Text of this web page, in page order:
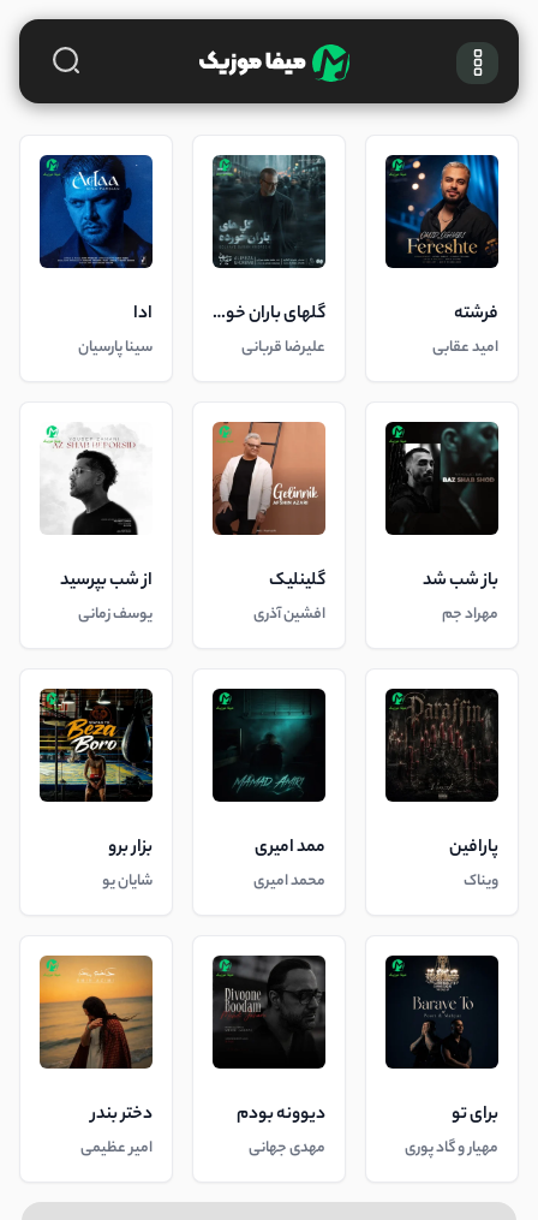
فرشته
امید عقابی
گلهای باران خورده
علیرضا قربانی
ادا
سینا پارسیان
باز شب شد
مهراد جم
گلینلیک
افشین آذری
از شب بپرسید
یوسف زمانی
پارافین
ویناک
ممد امیری
محمد امیری
بزار برو
شایان یو
برای تو
مهیار و گاد پوری
دیوونه بودم
مهدی جهانی
دختر بندر
امیر عظیمی